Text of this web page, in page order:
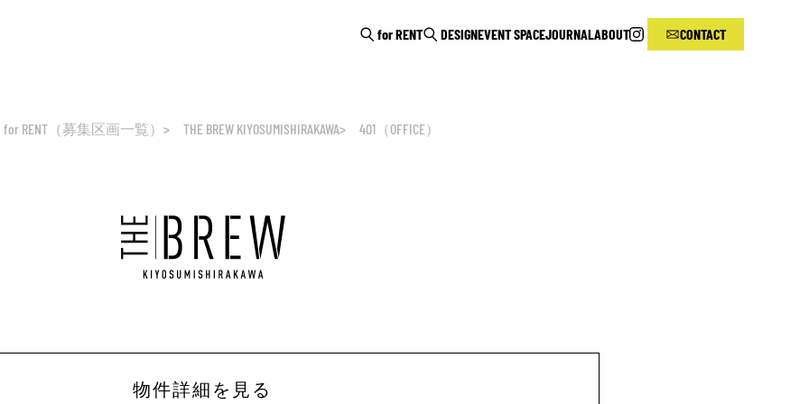
for RENT DESIGNEVENT SPACEJOURNAL ABOUT CONTACT
for RENT（募集区画一覧） THE BREW KIYOSUMISHIRAKAWA 401（OFFICE）
物件詳細を見る